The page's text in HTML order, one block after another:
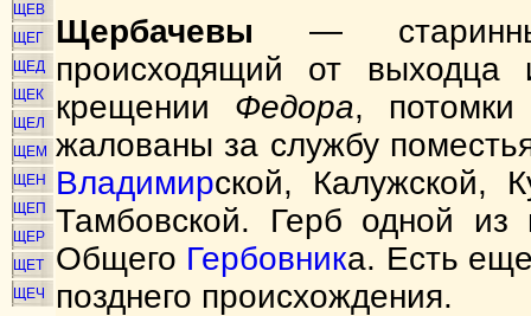
ЩЕВ
ЩЕГ
ЩЕД
ЩЕК
ЩЕЛ
ЩЕМ
ЩЕН
ЩЕП
ЩЕР
ЩЕТ
ЩЕЧ
Щербачевы —
происходящий от
крещении Федора,
жалованы за службу
Владимирской, Калужской,
Тамбовской. Герб одной
Общего Гербовника. Есть
позднего происхождения.